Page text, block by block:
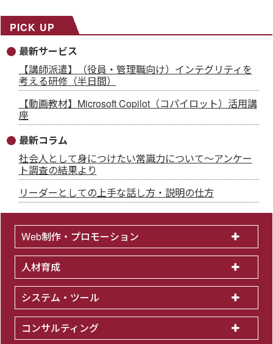
PICK UP
最新サービス
【講師派遣】（役員・管理職向け）インテグリティを
考える研修（半日間）
【動画教材】Microsoft Copilot（コパイロット）活用講
座
最新コラム
社会人として身につけたい常識力について～アンケー
ト調査の結果より
リーダーとしての上手な話し方・説明の仕方
Web制作・プロモーション
人材育成
システム・ツール
コンサルティング